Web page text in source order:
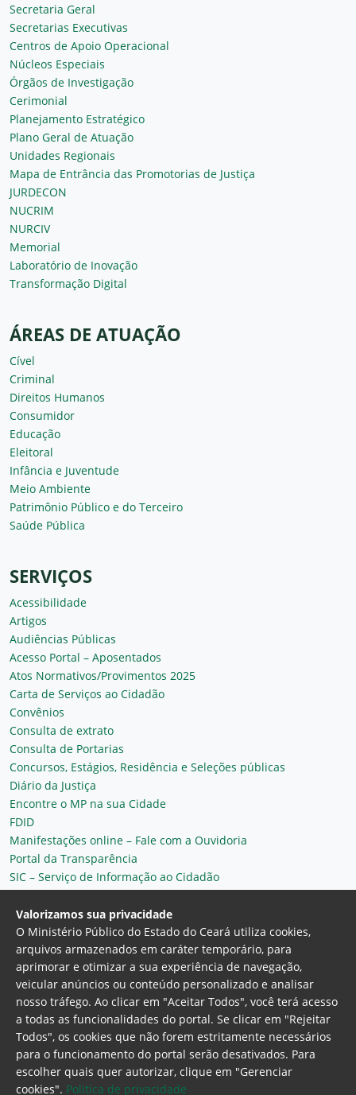
Secretaria Geral
Secretarias Executivas
Centros de Apoio Operacional
Núcleos Especiais
Órgãos de Investigação
Cerimonial
Planejamento Estratégico
Plano Geral de Atuação
Unidades Regionais
Mapa de Entrância das Promotorias de Justiça
JURDECON
NUCRIM
NURCIV
Memorial
Laboratório de Inovação
Transformação Digital
ÁREAS DE ATUAÇÃO
Cível
Criminal
Direitos Humanos
Consumidor
Educação
Eleitoral
Infância e Juventude
Meio Ambiente
Patrimônio Público e do Terceiro
Saúde Pública
SERVIÇOS
Acessibilidade
Artigos
Audiências Públicas
Acesso Portal – Aposentados
Atos Normativos/Provimentos 2025
Carta de Serviços ao Cidadão
Convênios
Consulta de extrato
Consulta de Portarias
Concursos, Estágios, Residência e Seleções públicas
Diário da Justiça
Encontre o MP na sua Cidade
FDID
Manifestações online – Fale com a Ouvidoria
Portal da Transparência
SIC – Serviço de Informação ao Cidadão
Plantão MP do Ceará
Secretaria Geral
Ministério Público do Estado do Ceará
Procuradoria Geral de Justiça Av. Gen. Afonso
Valorizamos sua privacidade
O Ministério Público do Estado do Ceará utiliza cookies,
arquivos armazenados em caráter temporário, para
aprimorar e otimizar a sua experiência de navegação,
veicular anúncios ou conteúdo personalizado e analisar
nosso tráfego. Ao clicar em "Aceitar Todos", você terá acesso
a todas as funcionalidades do portal. Se clicar em "Rejeitar
Todos", os cookies que não forem estritamente necessários
para o funcionamento do portal serão desativados. Para
escolher quais quer autorizar, clique em "Gerenciar
cookies". Politica de privacidade